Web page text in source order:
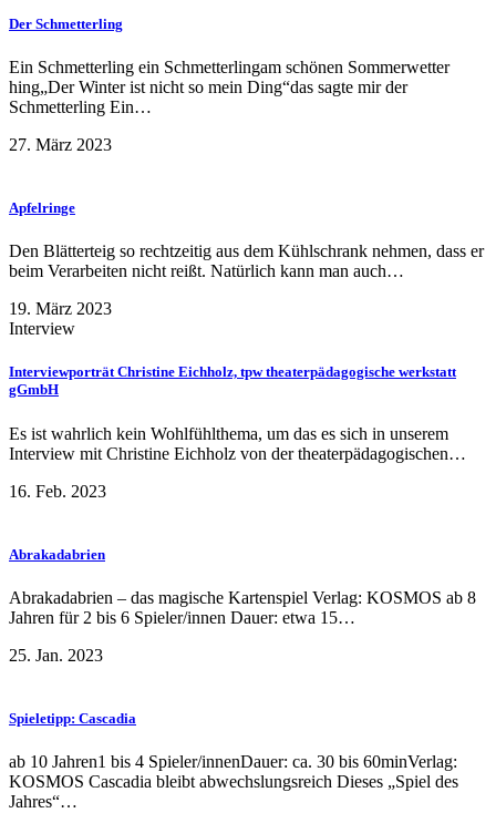
Der Schmetterling
Ein Schmetterling ein Schmetterlingam schönen Sommerwetter
hing„Der Winter ist nicht so mein Ding“das sagte mir der
Schmetterling Ein…
27. März 2023
Apfelringe
Den Blätterteig so rechtzeitig aus dem Kühlschrank nehmen, dass er
beim Verarbeiten nicht reißt. Natürlich kann man auch…
19. März 2023
Interview
Interviewporträt Christine Eichholz, tpw theaterpädagogische werkstatt
gGmbH
Es ist wahrlich kein Wohlfühlthema, um das es sich in unserem
Interview mit Christine Eichholz von der theaterpädagogischen…
16. Feb. 2023
Abrakadabrien
Abrakadabrien – das magische Kartenspiel Verlag: KOSMOS ab 8
Jahren für 2 bis 6 Spieler/innen Dauer: etwa 15…
25. Jan. 2023
Spieletipp: Cascadia
ab 10 Jahren1 bis 4 Spieler/innenDauer: ca. 30 bis 60minVerlag:
KOSMOS Cascadia bleibt abwechslungsreich Dieses „Spiel des
Jahres“…